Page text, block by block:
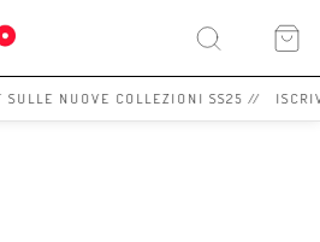
SULLE NUOVE COLLEZIONI SS25 //